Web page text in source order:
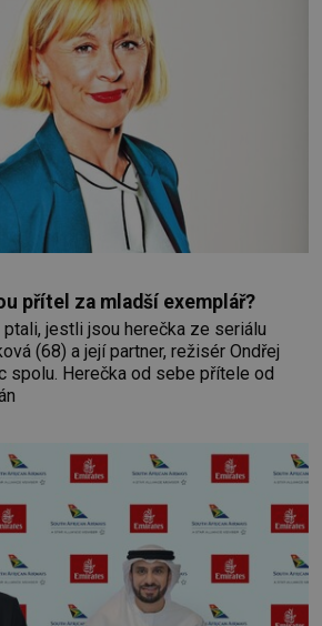
přítel za mladší exemplář?
jestli jsou herečka ze seriálu
(68) a její partner, režisér Ondřej
přítele od